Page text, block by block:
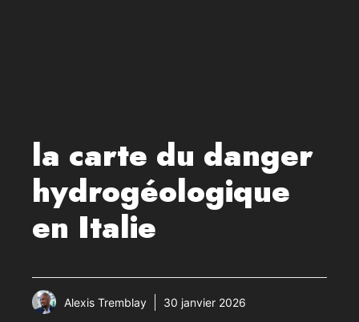
la carte du danger
hydrogéologique
en Italie
Alexis Tremblay 30 janvier 2026